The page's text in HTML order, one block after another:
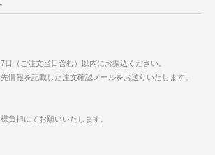
（ご注文当日含む）以内にお振込ください。
情報を記載した注文確認メールをお送りいたします。
負担にてお願いいたします。